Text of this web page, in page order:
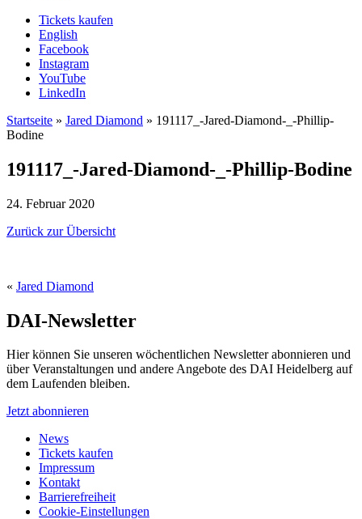
Tickets kaufen
English
Facebook
Instagram
YouTube
LinkedIn
Startseite » Jared Diamond » 191117_-Jared-Diamond-_-Phillip-
Bodine
191117_-Jared-Diamond-_-Phillip-Bodine
24. Februar 2020
Zurück zur Übersicht
« Jared Diamond
DAI-Newsletter
Hier können Sie unseren wöchentlichen Newsletter abonnieren und
über Veranstaltungen und andere Angebote des DAI Heidelberg auf
dem Laufenden bleiben.
Jetzt abonnieren
News
Tickets kaufen
Impressum
Kontakt
Barrierefreiheit
Cookie-Einstellungen